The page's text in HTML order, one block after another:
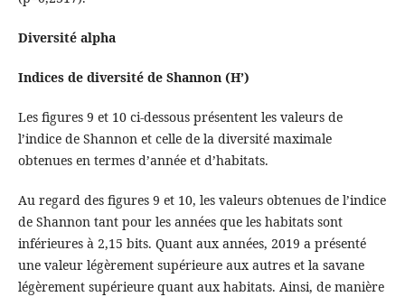
Diversité alpha
Indices de diversité de Shannon (H’)
Les figures 9 et 10 ci-dessous présentent les valeurs de
l’indice de Shannon et celle de la diversité maximale
obtenues en termes d’année et d’habitats.
Au regard des figures 9 et 10, les valeurs obtenues de l’indice
de Shannon tant pour les années que les habitats sont
inférieures à 2,15 bits. Quant aux années, 2019 a présenté
une valeur légèrement supérieure aux autres et la savane
légèrement supérieure quant aux habitats. Ainsi, de manière